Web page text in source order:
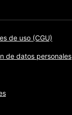
de uso (CGU)
de datos personales